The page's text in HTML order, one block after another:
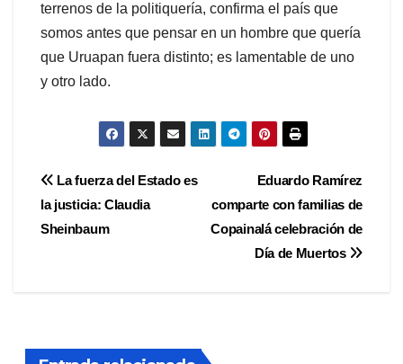
terrenos de la politiquería, confirma el país que
somos antes que pensar en un hombre que quería
que Uruapan fuera distinto; es lamentable de uno
y otro lado.
Navegación
de
Eduardo Ramírez
comparte con familias de
Copainalá celebración de
Día de Muertos
La fuerza del Estado es
la justicia: Claudia
Sheinbaum